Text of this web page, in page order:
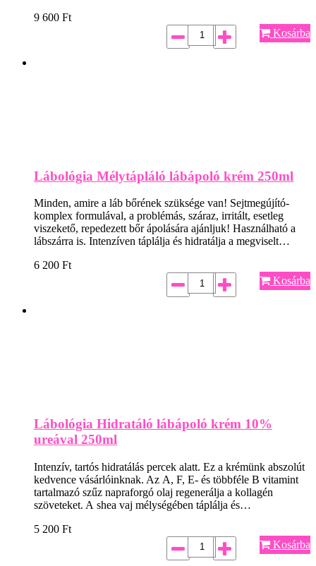
9 600 Ft
Kosárba
Lábológia Mélytápláló lábápoló krém 250ml
Minden, amire a láb bőrének szüksége van! Sejtmegújító-
komplex formulával, a problémás, száraz, irritált, esetleg
viszekető, repedezett bőr ápolására ajánljuk! Használható a
lábszárra is. Intenzíven táplálja és hidratálja a megviselt…
6 200 Ft
Kosárba
Lábológia Hidratáló lábápoló krém 10%
ureával 250ml
Intenzív, tartós hidratálás percek alatt. Ez a krémünk abszolút
kedvence vásárlóinknak. Az A, F, E- és többféle B vitamint
tartalmazó szűz napraforgó olaj regenerálja a kollagén
szöveteket. A shea vaj mélységében táplálja és…
5 200 Ft
Kosárba